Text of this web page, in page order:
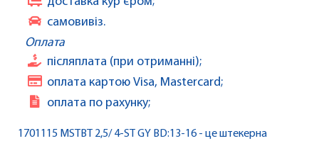
самовивіз.
Оплата
післяплата (при отриманні);
оплата картою Visa, Mastercard;
оплата по рахунку;
1701115 MSTBT 2,5/ 4-ST GY BD:13-16 - це штекерна